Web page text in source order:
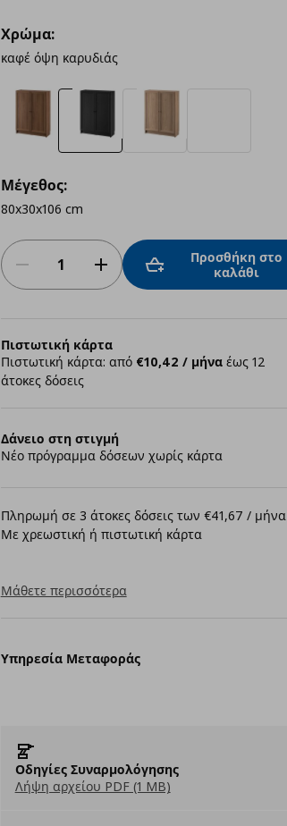
Χρώμα:
καφέ όψη καρυδιάς
Μέγεθος:
80x30x106 cm
Προσθήκη στο
καλάθι
Πιστωτική κάρτα
Πιστωτική κάρτα: από €10,42 / μήναέως 12
άτοκες δόσεις
Δάνειο στη στιγμή
Νέο πρόγραμμα δόσεων χωρίς κάρτα
Πληρωμή σε 3 άτοκες δόσεις των €41,67 / μήνα
Με χρεωστική ή πιστωτική κάρτα
Μάθετε περισσότερα
Υπηρεσία Μεταφοράς
Οδηγίες Συναρμολόγησης
Λήψη αρχείου PDF (1 MB)